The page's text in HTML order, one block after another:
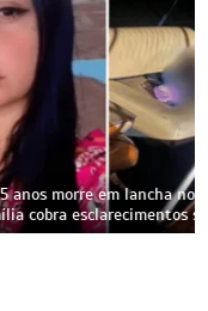
rio Paraguai, em
sobre o caso